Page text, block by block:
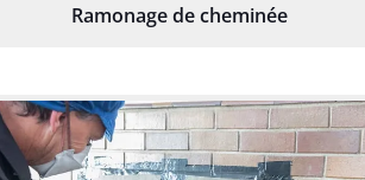
Ramonage de cheminée